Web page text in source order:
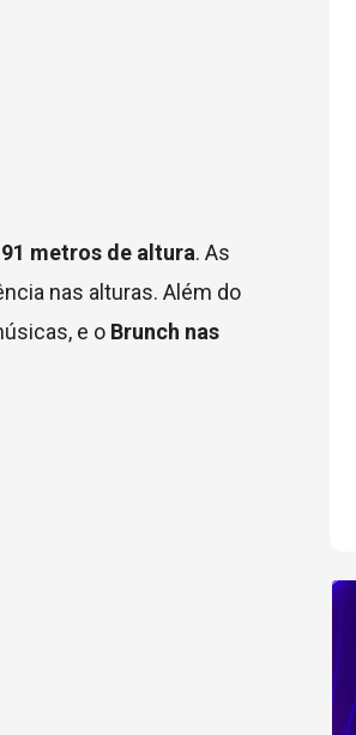
91 metros de altura. As
nas alturas. Além do
e o Brunch nas